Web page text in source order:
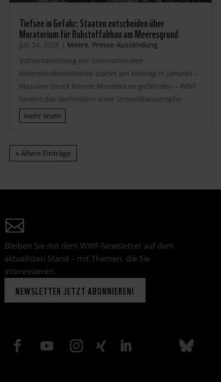
Tiefsee in Gefahr: Staaten entscheiden über
Moratorium für Rohstoffabbau am Meeresgrund
Juli 24, 2026 | Meere, Presse-Aussendung
Vollversammlung der internationalen
Meeresbodenbehörde startet am Montag in Jamaika –
Massiver Druck könnte Moratorium gefährden – WWF
fordert das Verhindern einer Umweltkatastrophe
mehr lesen
« Ältere Einträge
Bleiben Sie mit dem WWF-Newsletter auf dem
aktuellsten Stand – mit Themen, die Sie
interessieren.
NEWSLETTER JETZT ABONNIEREN!